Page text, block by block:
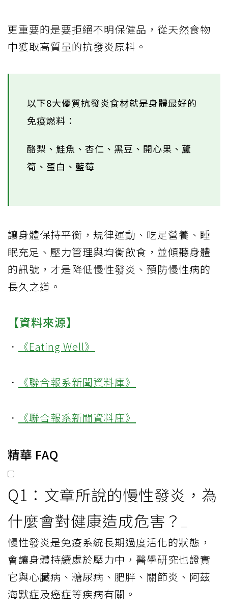
更重要的是要拒絕不明保健品，從天然食物
中獲取高質量的抗發炎原料。
以下8大優質抗發炎食材就是身體最好的
免疫燃料：
酪梨、鮭魚、杏仁、黑豆、開心果、蘆
筍、蛋白、藍莓
讓身體保持平衡，規律運動、吃足營養、睡
眠充足、壓力管理與均衡飲食，並傾聽身體
的訊號，才是降低慢性發炎、預防慢性病的
長久之道。
【資料來源】
． 《Eating Well》
． 《聯合報系新聞資料庫》
． 《聯合報系新聞資料庫》
精華 FAQ
Q1：文章所說的慢性發炎，為
什麼會對健康造成危害？
慢性發炎是免疫系統長期過度活化的狀態，
會讓身體持續處於壓力中，醫學研究也證實
它與心臟病、糖尿病、肥胖、關節炎、阿茲
海默症及癌症等疾病有關。